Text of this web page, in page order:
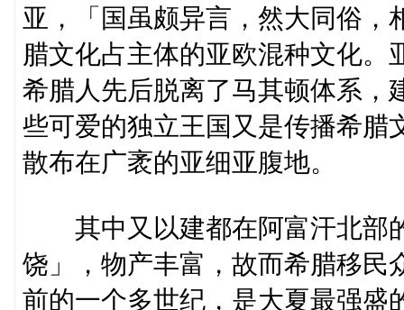
亚，「国虽颇异言，然大同俗，
腊文化占主体的亚欧混种文化。
希腊人先后脱离了马其顿体系，
些可爱的独立王国又是传播希腊
散布在广袤的亚细亚腹地。
其中又以建都在阿富汗北部
饶」，物产丰富，故而希腊移民
前的一个多世纪，是大夏最强盛